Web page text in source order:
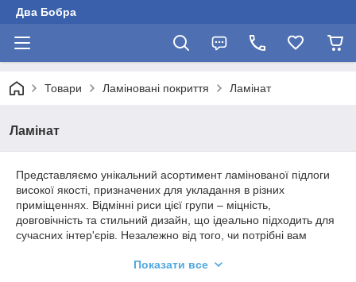
Два Бобра
Товари Ламіновані покриття Ламінат
Ламінат
Представляємо унікальний асортимент ламінованої підлоги
високої якості, призначених для укладання в різних
приміщеннях. Відмінні риси цієї групи – міцність,
довговічність та стильний дизайн, що ідеально підходить для
сучасних інтер'єрів. Незалежно від того, чи потрібні вам
вибрати з широкого асортименту, який задовольнить
Показати все